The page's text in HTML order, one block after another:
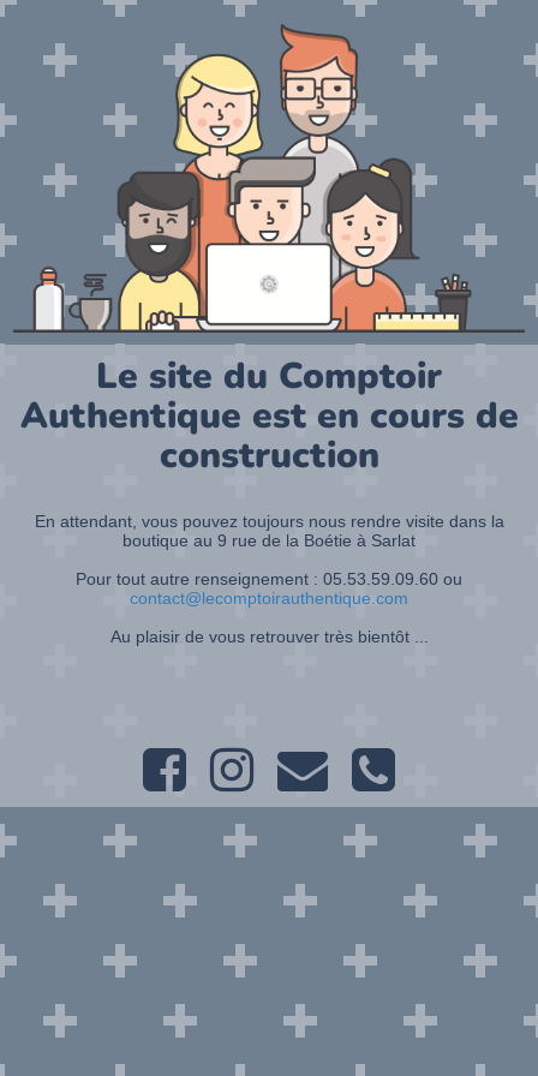
Le site du Comptoir
Authentique est en cours de
construction
En attendant, vous pouvez toujours nous rendre visite dans la
boutique au 9 rue de la Boétie à Sarlat
Pour tout autre renseignement : 05.53.59.09.60 ou
contact@lecomptoirauthentique.com
Au plaisir de vous retrouver très bientôt ...